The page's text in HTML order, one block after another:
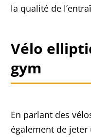
la qualité de
Vélo
gym
En parlant des
également de